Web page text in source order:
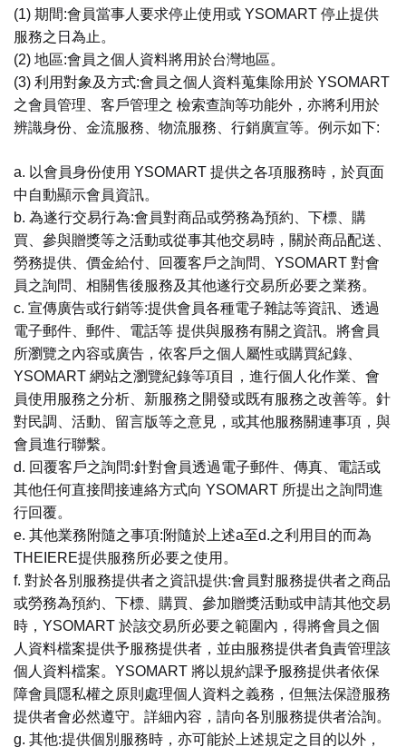
(1) 期間:會員當事人要求停止使用或 YSOMART 停止提供
服務之日為止。
(2) 地區:會員之個人資料將用於台灣地區。
(3) 利用對象及方式:會員之個人資料蒐集除用於 YSOMART
之會員管理、客戶管理之 檢索查詢等功能外，亦將利用於
辨識身份、金流服務、物流服務、行銷廣宣等。例示如下:
a. 以會員身份使用 YSOMART 提供之各項服務時，於頁面
中自動顯示會員資訊。
b. 為遂行交易行為:會員對商品或勞務為預約、下標、購
買、參與贈獎等之活動或從事其他交易時，關於商品配送、
勞務提供、價金給付、回覆客戶之詢問、YSOMART 對會
員之詢問、相關售後服務及其他遂行交易所必要之業務。
c. 宣傳廣告或行銷等:提供會員各種電子雜誌等資訊、透過
電子郵件、郵件、電話等 提供與服務有關之資訊。將會員
所瀏覽之內容或廣告，依客戶之個人屬性或購買紀錄、
YSOMART 網站之瀏覽紀錄等項目，進行個人化作業、會
員使用服務之分析、新服務之開發或既有服務之改善等。針
對民調、活動、留言版等之意見，或其他服務關連事項，與
會員進行聯繫。
d. 回覆客戶之詢問:針對會員透過電子郵件、傳真、電話或
其他任何直接間接連絡方式向 YSOMART 所提出之詢問進
行回覆。
e. 其他業務附隨之事項:附隨於上述a至d.之利用目的而為
THEIERE提供服務所必要之使用。
f. 對於各別服務提供者之資訊提供:會員對服務提供者之商品
或勞務為預約、下標、購買、參加贈獎活動或申請其他交易
時，YSOMART 於該交易所必要之範圍內，得將會員之個
人資料檔案提供予服務提供者，並由服務提供者負責管理該
個人資料檔案。YSOMART 將以規約課予服務提供者依保
障會員隱私權之原則處理個人資料之義務，但無法保證服務
提供者會必然遵守。詳細內容，請向各別服務提供者洽詢。
g. 其他:提供個別服務時，亦可能於上述規定之目的以外，